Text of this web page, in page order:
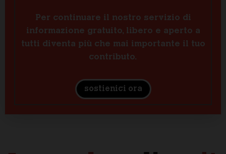
Per continuare il nostro servizio di
informazione gratuito, libero e aperto a
tutti diventa più che mai importante il tuo
contributo.
sostienici ora